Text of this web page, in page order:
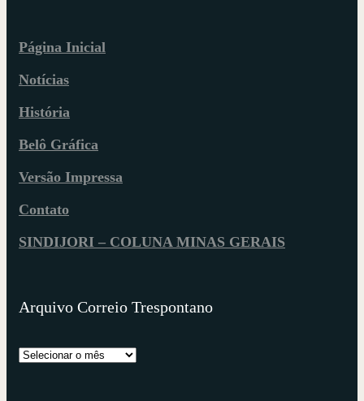
Página Inicial
Notícias
História
Belô Gráfica
Versão Impressa
Contato
SINDIJORI – COLUNA MINAS GERAIS
Arquivo Correio Trespontano